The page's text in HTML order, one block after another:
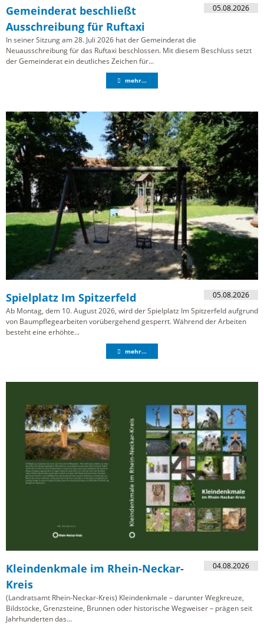
05.08.2026
Gemeinderat beschließt
Ausschreibung für Ruftaxi
In seiner Sitzung am 28. Juli 2026 hat der Gemeinderat die
Neuausschreibung für das Ruftaxi beschlossen. Mit diesem Beschluss setzt
der Gemeinderat ein deutliches Zeichen für...
mehr...
05.08.2026
Spielplatz Im Spitzerfeld
Ab Montag, dem 10. August 2026, wird der Spielplatz Im Spitzerfeld aufgrund
von Baumpflegearbeiten vorübergehend gesperrt. Während der Arbeiten
besteht eine erhöhte...
mehr...
04.08.2026
Kleindenkmale im Rhein-Neckar-
Kreis
(Landratsamt Rhein-Neckar-Kreis) Kleindenkmale – darunter Wegkreuze,
Bildstöcke, Grenzsteine, Brunnen oder historische Wegweiser – prägen seit
Jahrhunderten das...